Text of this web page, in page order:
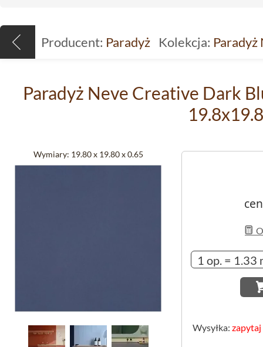
Producent: Paradyż Kolekcja:
Paradyż Neve Creative Dark
19.8x19.8
Wymiary: 19.80 x 19.80 x 0.65
Wysyłka: zapytaj